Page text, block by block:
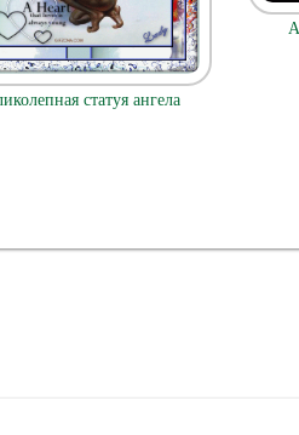
статуя ангела